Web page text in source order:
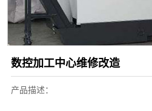
数控加工中心维修改造
产品描述：